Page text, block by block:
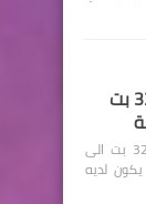
تحويل الكمبيوتر من ويندوز 32 بت
درس اليوم حول كيفية تحويل الكمبيوتر من ويندوز 32 بت الى
يكون لديه